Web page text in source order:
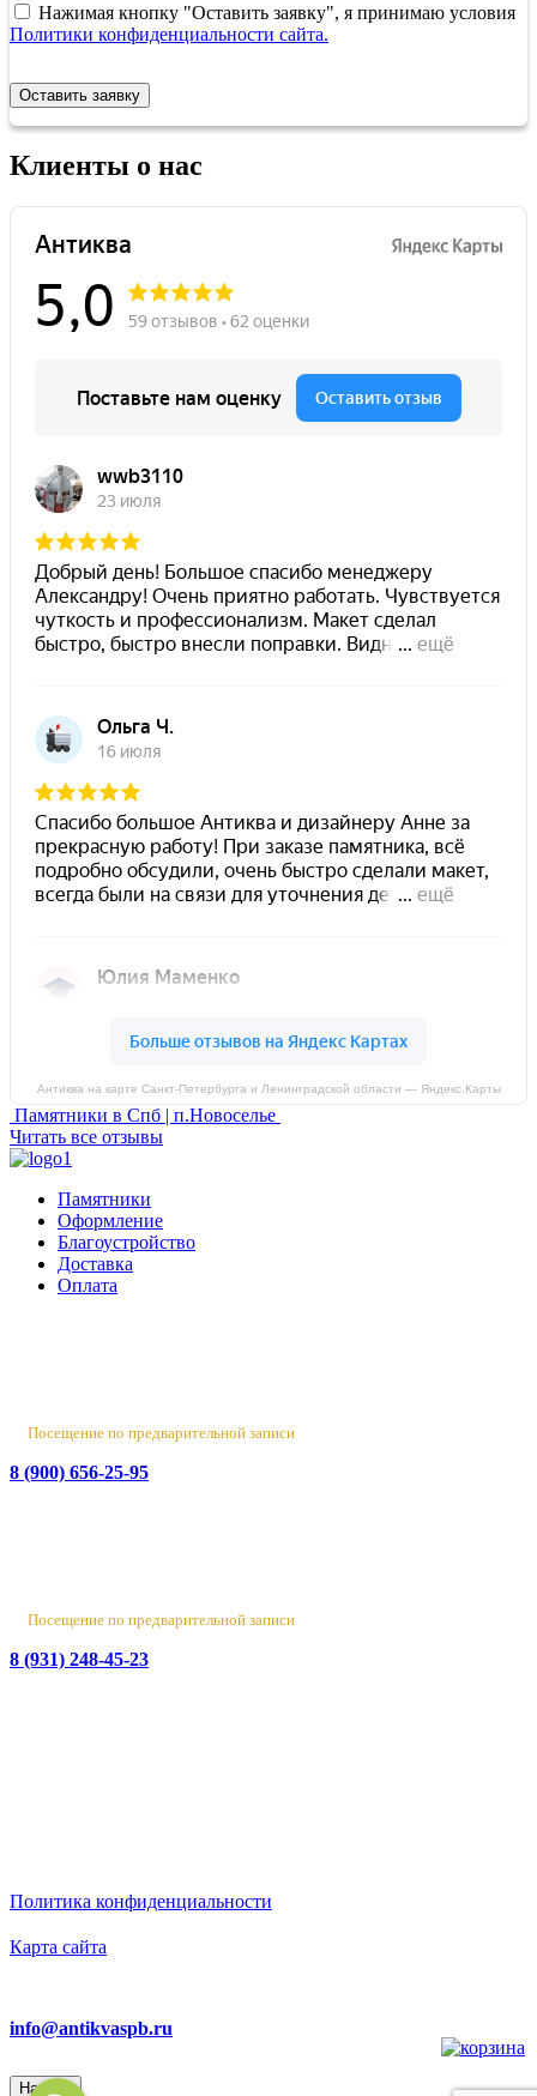
Нажимая кнопку "Оставить заявку", я принимаю условия
Политики конфиденциальности сайта.
Оставить заявку
Клиенты о нас
Антиква на карте Санкт‑Петербурга и Ленинградской области — Яндекс.Карты
Памятники в Спб | п.Новоселье
Читать все отзывы
Памятники
Оформление
Благоустройство
Доставка
Оплата
Посещение по предварительной записи
8 (900) 656-25-95
Посещение по предварительной записи
8 (931) 248-45-23
Политика конфиденциальности
Карта сайта
info@antikvaspb.ru
Наверх